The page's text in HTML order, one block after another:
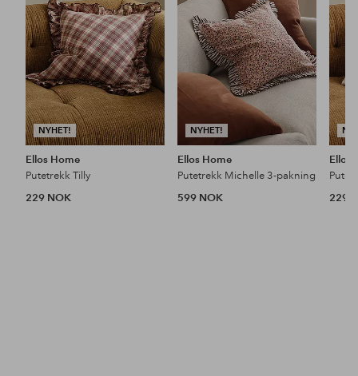
NYHET!
Ellos Home
Putetrekk Tilly
229 NOK
NYHET!
Ellos Home
Putetrekk Michelle 3-pakning
599 NOK
Ellos
229